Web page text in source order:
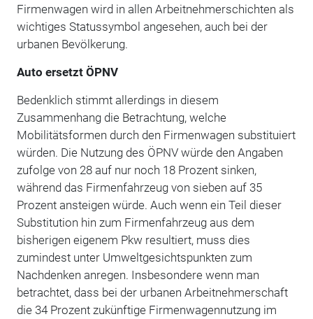
Firmenwagen wird in allen Arbeitnehmerschichten als
wichtiges Statussymbol angesehen, auch bei der
urbanen Bevölkerung.
Auto ersetzt ÖPNV
Bedenklich stimmt allerdings in diesem
Zusammenhang die Betrachtung, welche
Mobilitätsformen durch den Firmenwagen substituiert
würden. Die Nutzung des ÖPNV würde den Angaben
zufolge von 28 auf nur noch 18 Prozent sinken,
während das Firmenfahrzeug von sieben auf 35
Prozent ansteigen würde. Auch wenn ein Teil dieser
Substitution hin zum Firmenfahrzeug aus dem
bisherigen eigenem Pkw resultiert, muss dies
zumindest unter Umweltgesichtspunkten zum
Nachdenken anregen. Insbesondere wenn man
betrachtet, dass bei der urbanen Arbeitnehmerschaft
die 34 Prozent zukünftige Firmenwagennutzung im